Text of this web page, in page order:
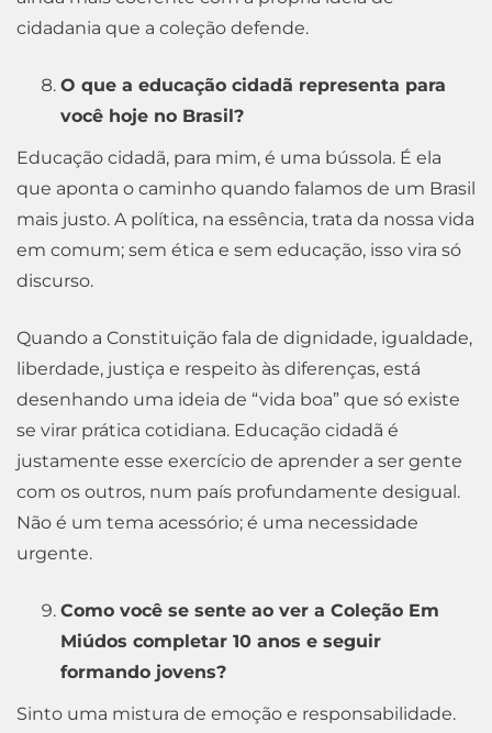
cidadania que a coleção defende.
O que a educação cidadã representa para
você hoje no Brasil?
Educação cidadã, para mim, é uma bússola. É ela
que aponta o caminho quando falamos de um Brasil
mais justo. A política, na essência, trata da nossa vida
em comum; sem ética e sem educação, isso vira só
discurso.
Quando a Constituição fala de dignidade, igualdade,
liberdade, justiça e respeito às diferenças, está
desenhando uma ideia de “vida boa” que só existe
se virar prática cotidiana. Educação cidadã é
justamente esse exercício de aprender a ser gente
com os outros, num país profundamente desigual.
Não é um tema acessório; é uma necessidade
urgente.
Como você se sente ao ver a Coleção Em
Miúdos completar 10 anos e seguir
formando jovens?
Sinto uma mistura de emoção e responsabilidade.